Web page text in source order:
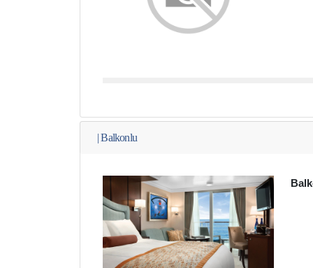
|Balkonlu